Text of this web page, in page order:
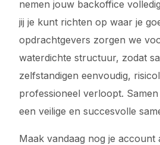
nemen jouw backoffice
jij je kunt richten op waar je
opdrachtgevers zorgen we
waterdichte structuur, zodat
zelfstandigen eenvoudig,
professioneel verloopt.
een veilige en succesvolle
Maak vandaag nog je account